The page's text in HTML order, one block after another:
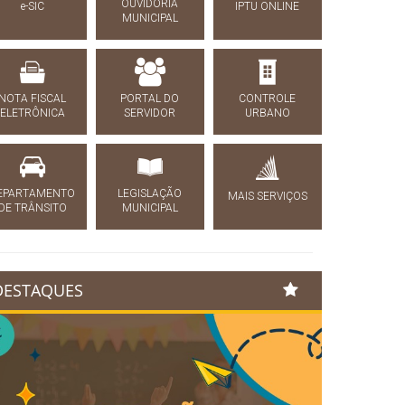
e-SIC
OUVIDORIA
MUNICIPAL
IPTU ONLINE
FISCAL
ELETRÔNICA
PORTAL DO
SERVIDOR
CONTROLE
URBANO
TRÂNSITO
LEGISLAÇÃO
MUNICIPAL
MAIS SERVIÇOS